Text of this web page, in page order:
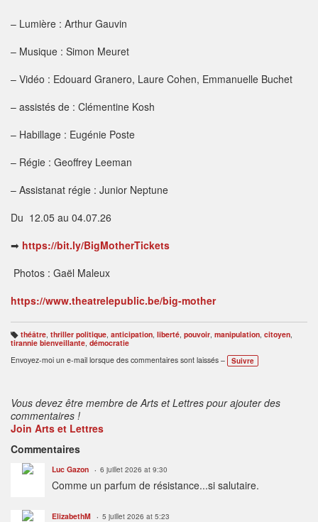
– Lumière : Arthur Gauvin
– Musique : Simon Meuret
– Vidéo : Edouard Granero, Laure Cohen, Emmanuelle Buchet
– assistés de : Clémentine Kosh
– Habillage : Eugénie Poste
– Régie : Geoffrey Leeman
– Assistanat régie : Junior Neptune
Du 12.05 au 04.07.26
➡ https://bit.ly/BigMotherTickets
Photos : Gaël Maleux
https://www.theatrelepublic.be/big-mother
B
ali
s
e
théâtre, thriller politique, anticipation, liberté, pouvoir, manipulation, citoyen,
tirannie bienveillante démocratie
Envoyez-moi un e-mail lorsque des commentaires sont laissés –
Suivre
Vous devez être membre de Arts et Lettres pour ajouter des
commentaires !
Join Arts et Lettres
Commentaires
Luc Gazon 6 juillet 2026 at 9:30
Comme un parfum de résistance...si salutaire.
ElizabethM 5 juillet 2026 at 5:23